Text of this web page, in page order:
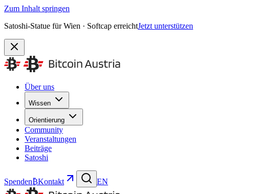
Zum Inhalt springen
Satoshi-Statue für Wien · Softcap erreichtJetzt unterstützen
Über uns
Wissen
Orientierung
Community
Veranstaltungen
Beiträge
Satoshi
Spenden₿Kontakt EN